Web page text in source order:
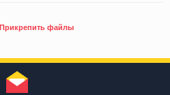
Прикрепить файлы